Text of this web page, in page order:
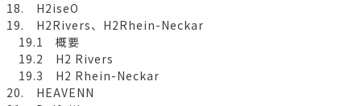
18. H2iseO
19. H2Rivers、H2Rhein-Neckar
19.1 概要
19.2 H2 Rivers
19.3 H2 Rhein-Neckar
20. HEAVENN